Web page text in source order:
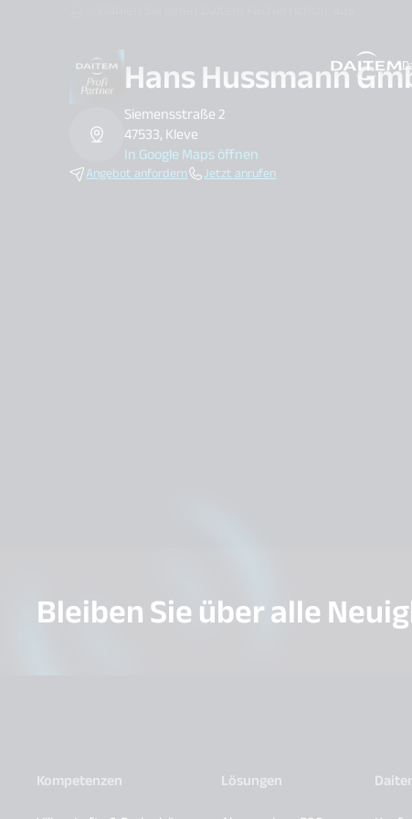
search.label
Hans Hussmann
Siemensstraße 2
47533, Kleve
In Google Maps öffnen
Angebot anfordern Jetzt anrufen
Bleiben Sie über alle
Kompetenzen
Lösungen